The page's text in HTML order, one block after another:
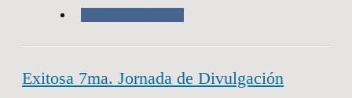
Exitosa 7ma. Jornada de Divulgación